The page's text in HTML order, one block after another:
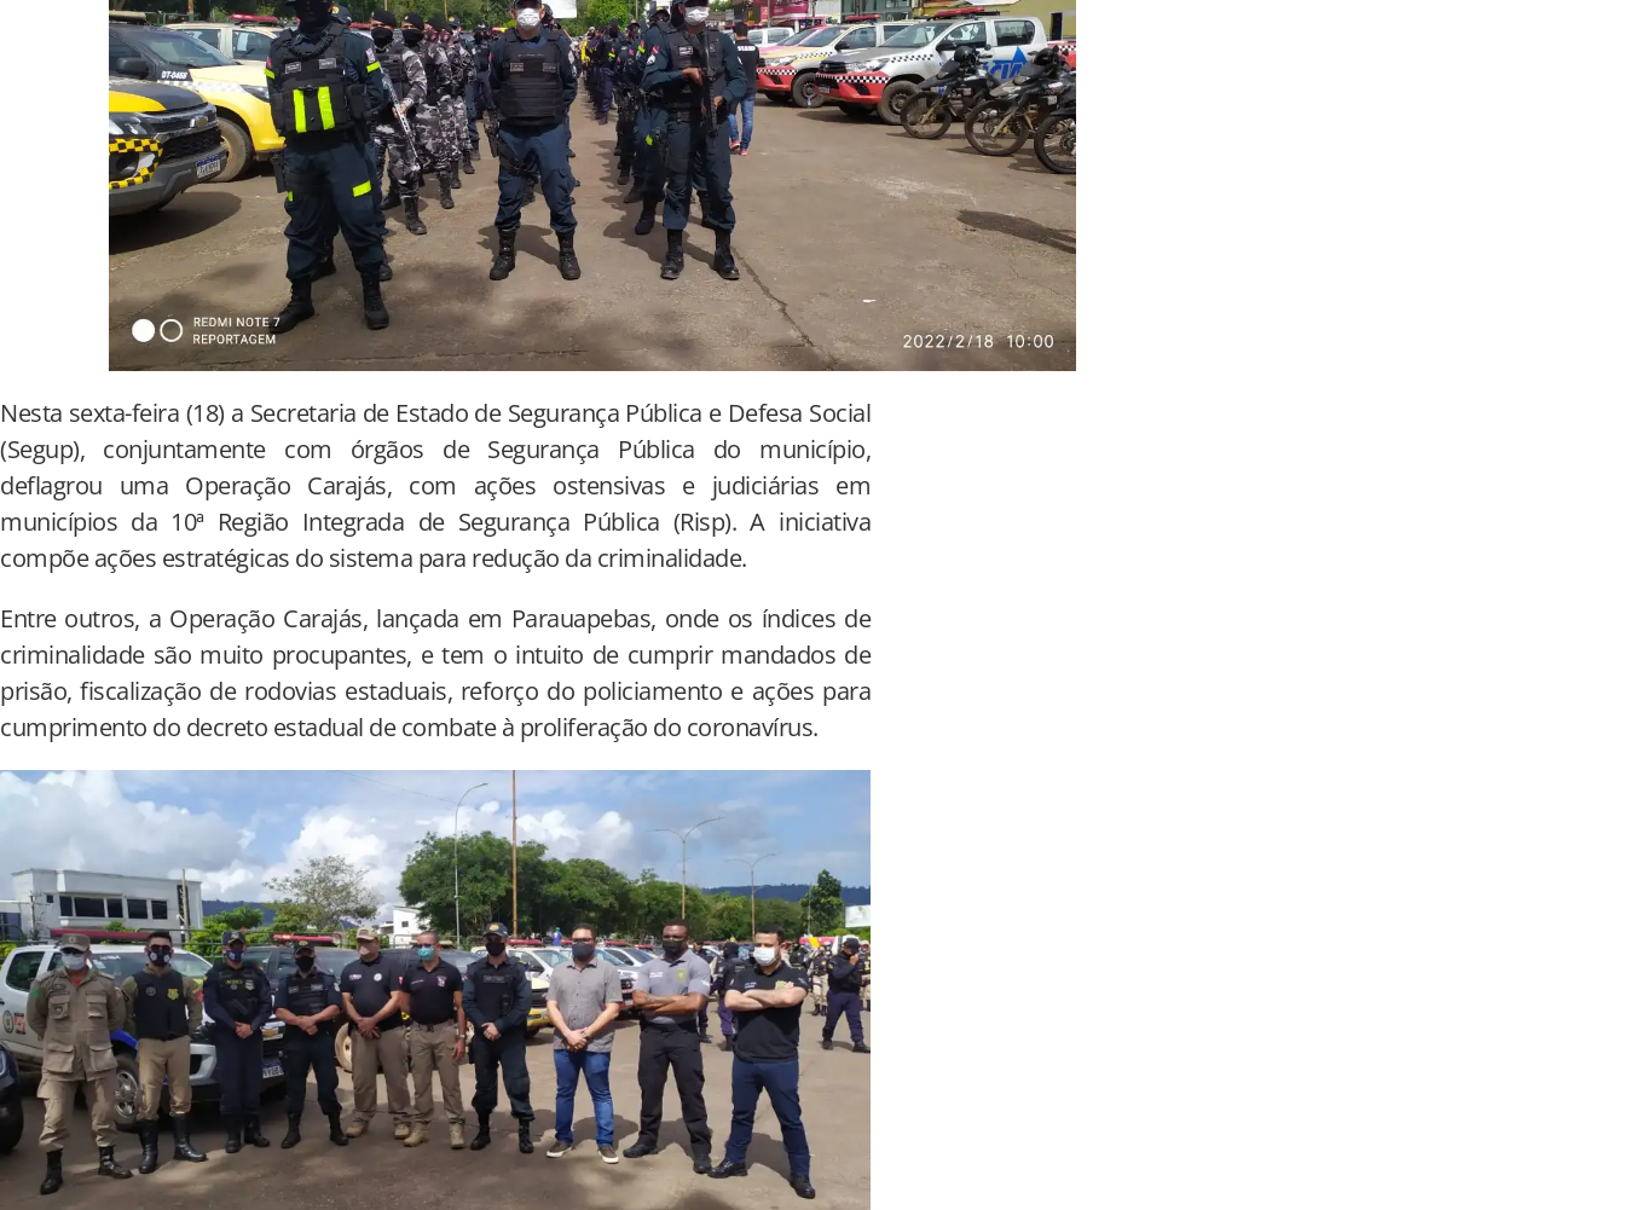
Nesta sexta-feira (18) a Secretaria de Estado de Segurança Pública e Defesa Social
(Segup), conjuntamente com órgãos de Segurança Pública do município,
deflagrou uma Operação Carajás, com ações ostensivas e judiciárias em
municípios da 10ª Região Integrada de Segurança Pública (Risp). A iniciativa
compõe ações estratégicas do sistema para redução da criminalidade.
Entre outros, a Operação Carajás, lançada em Parauapebas, onde os índices de
criminalidade são muito procupantes, e tem o intuito de cumprir mandados de
prisão, fiscalização de rodovias estaduais, reforço do policiamento e ações para
cumprimento do decreto estadual de combate à proliferação do coronavírus.